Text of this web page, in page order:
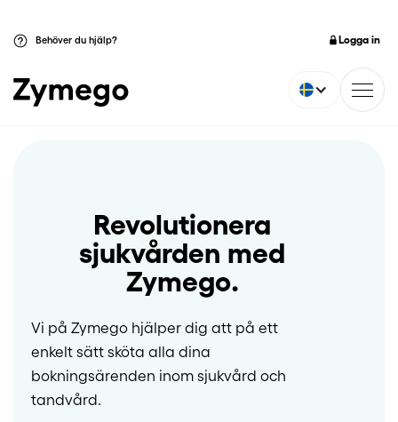
Behöver du hjälp? Logga in
Revolutionera
sjukvården med
Zymego.
Vi på Zymego hjälper dig att på ett
enkelt sätt sköta alla dina
bokningsärenden inom sjukvård och
tandvård.